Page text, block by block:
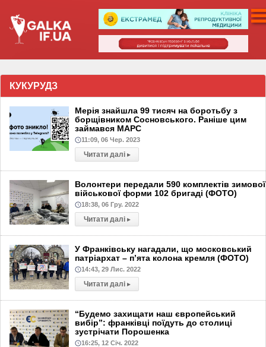
КУКУРУДЗ
Мерія знайшла 99 тисяч на боротьбу з
борщівником Сосновського. Раніше цим
займався МАРС
11:09, 06 Чер. 2023
Читати далі ▸
Волонтери передали 590 комплектів зимової
військової форми 102 бригаді (ФОТО)
18:38, 06 Гру. 2022
Читати далі ▸
У Франківську нагадали, що московський
патріархат – п’ята колона кремля (ФОТО)
14:43, 29 Лис. 2022
Читати далі ▸
“Будемо захищати наш європейський
вибір”: франківці поїдуть до столиці
зустрічати Порошенка
16:25, 12 Січ. 2022